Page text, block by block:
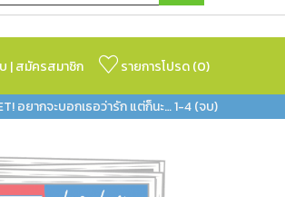
|สมัครสมาชิก รายการโปรด (0)
อยากจะบอกเธอว่ารัก แต่ก็นะ… 1-4 (จบ)